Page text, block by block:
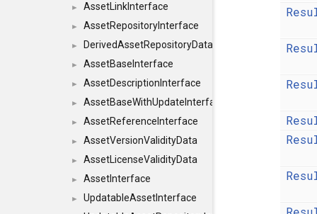
► AssetLinkInterface
► AssetRepositoryInterface
► DerivedAssetRepositoryDataInterface
► AssetBaseInterface
► AssetDescriptionInterface
► AssetBaseWithUpdateInterface
► AssetReferenceInterface
► AssetVersionValidityData
► AssetLicenseValidityData
► AssetInterface
► UpdatableAssetInterface